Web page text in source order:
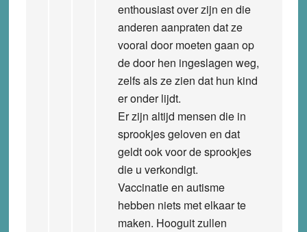
enthousiast over zijn en die
anderen aanpraten dat ze
vooral door moeten gaan op
de door hen ingeslagen weg,
zelfs als ze zien dat hun kind
er onder lijdt.
Er zijn altijd mensen die in
sprookjes geloven en dat
geldt ook voor de sprookjes
die u verkondigt.
Vaccinatie en autisme
hebben niets met elkaar te
maken. Hooguit zullen